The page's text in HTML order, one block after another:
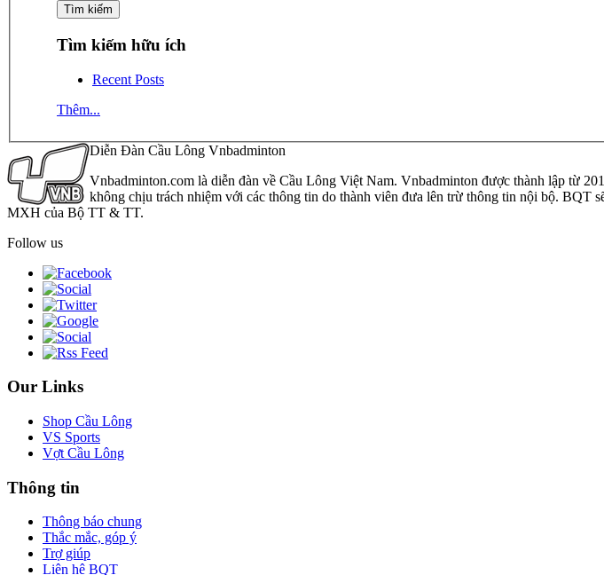
Tìm kiếm hữu ích
Recent Posts
Thêm...
Diễn Đàn Cầu Lông Vnbadminton
Vnbadminton.com là diễn đàn về Cầu Lông Việt Nam. Vnbadminton được thành lập từ
không chịu trách nhiệm với các thông tin do thành viên đưa lên trừ thông tin nội bộ. BQT
MXH của Bộ TT & TT.
Follow us
Our Links
Shop Cầu Lông
VS Sports
Vợt Cầu Lông
Thông tin
Thông báo chung
Thắc mắc, góp ý
Trợ giúp
Liên hệ BQT